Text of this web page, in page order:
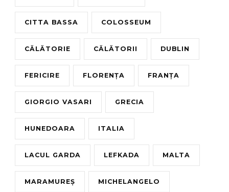
CITTA BASSA COLOSSEUM
CĂLĂTORIE CĂLĂTORII DUBLIN
FERICIRE FLORENȚA FRANȚA
GIORGIO VASARI GRECIA
HUNEDOARA ITALIA
LACUL GARDA LEFKADA MALTA
MARAMUREȘ MICHELANGELO